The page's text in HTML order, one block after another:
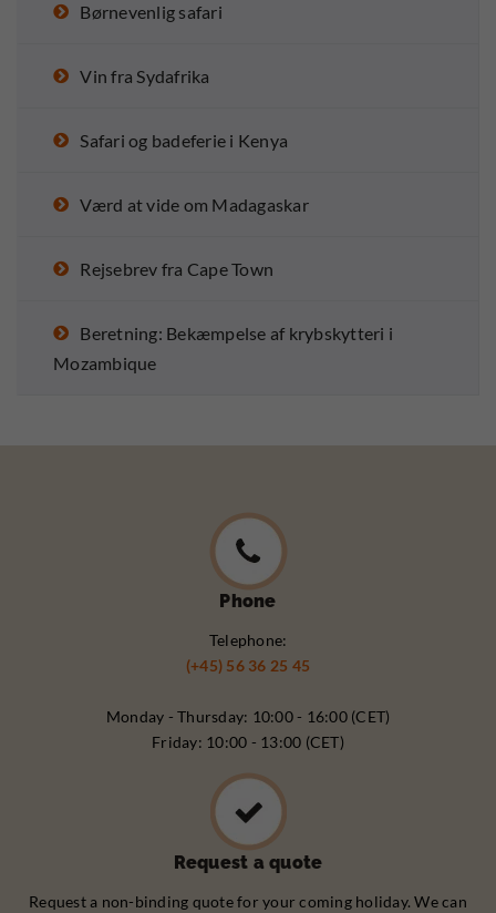
Børnevenlig safari
Vin fra Sydafrika
Safari og badeferie i Kenya
Værd at vide om Madagaskar
Rejsebrev fra Cape Town
Beretning: Bekæmpelse af krybskytteri i
Mozambique
Phone
Telephone:
(+45) 56 36 25 45
Monday - Thursday: 10:00 - 16:00 (CET)
Friday: 10:00 - 13:00 (CET)
Request a quote
Request a non-binding quote for your coming holiday. We can